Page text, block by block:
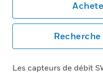
Les capteurs de débit